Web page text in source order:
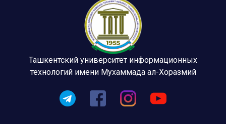
Ташкентский университет информационных
технологий имени Мухаммада ал-Хоразмий